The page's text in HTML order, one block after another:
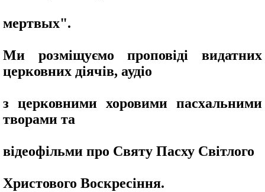
мертвых".
Ми розміщуємо проповіді видатних
церковних діячів, аудіо
з церковними хоровими пасхальними
творами та
відеофільми про Святу Пасху Світлого
Христового Воскресіння.